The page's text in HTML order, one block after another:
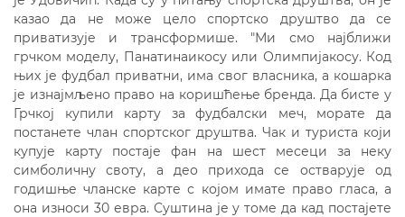
казао да не може цело спортско друштво да се
приватизује и трансформише. "Ми смо најближи
грчком моделу, Панатинаикосу или Олимпијакосу. Код
њих је фудбал приватни, има свог власника, а кошарка
је изнајмљено право на коришћење бренда. Да бисте у
Грчкој купили карту за фудбалски меч, морате да
постанете члан спортског друштва. Чак и туриста који
купује карту постаје фан на шест месеци за неку
симболичну своту, а део прихода се остварује од
годишње чланске карте с којом имате право гласа, а
она износи 30 евра. Суштина је у томе да кад постајете